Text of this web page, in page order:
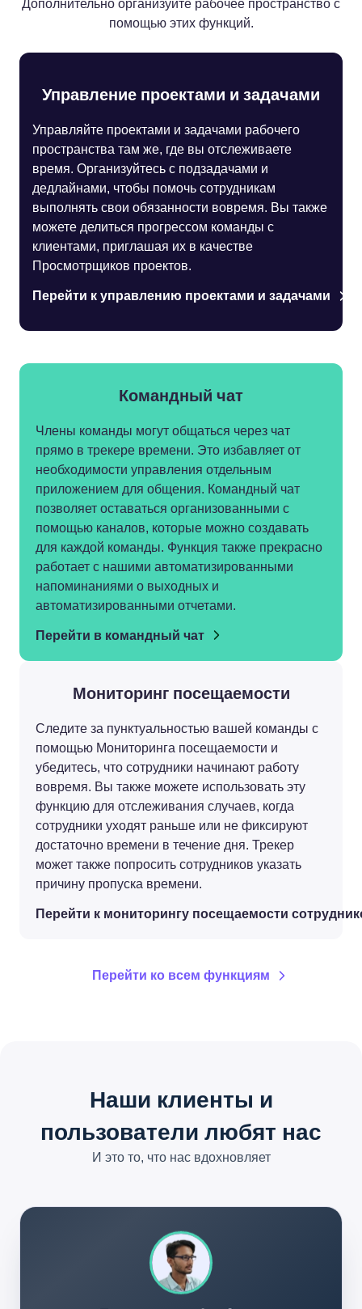
Дополнительно организуйте рабочее пространство с
помощью этих функций.
Управление проектами и задачами
Управляйте проектами и задачами рабочего
пространства там же, где вы отслеживаете
время. Организуйтесь с подзадачами и
дедлайнами, чтобы помочь сотрудникам
выполнять свои обязанности вовремя. Вы также
можете делиться прогрессом команды с
клиентами, приглашая их в качестве
Просмотрщиков проектов.
Перейти к управлению проектами и задачами
Командный чат
Члены команды могут общаться через чат
прямо в трекере времени. Это избавляет от
необходимости управления отдельным
приложением для общения. Командный чат
позволяет оставаться организованными с
помощью каналов, которые можно создавать
для каждой команды. Функция также прекрасно
работает с нашими автоматизированными
напоминаниями о выходных и
автоматизированными отчетами.
Перейти в командный чат
Мониторинг посещаемости
Следите за пунктуальностью вашей команды с
помощью Мониторинга посещаемости и
убедитесь, что сотрудники начинают работу
вовремя. Вы также можете использовать эту
функцию для отслеживания случаев, когда
сотрудники уходят раньше или не фиксируют
достаточно времени в течение дня. Трекер
может также попросить сотрудников указать
причину пропуска времени.
Перейти к мониторингу посещаемости
Перейти ко всем функциям
Наши клиенты и
пользователи любят нас
И это то, что нас вдохновляет